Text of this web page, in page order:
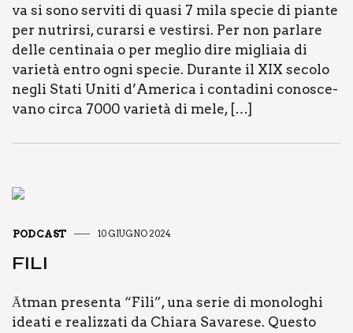
va si sono ser­vi­ti di qua­si 7 mila spe­cie di pian­te
per nutrir­si, curar­si e vestir­si. Per non par­la­re
del­le cen­ti­na­ia o per meglio dire miglia­ia di
varie­tà entro ogni spe­cie. Duran­te il XIX seco­lo
negli Sta­ti Uni­ti d’A­me­ri­ca i con­ta­di­ni cono­sce­
va­no cir­ca 7000 varie­tà di mele, […]
PODCAST 10 GIUGNO 2024
FILI
Ātman pre­sen­ta “Fili”, una serie di mono­lo­ghi
idea­ti e rea­liz­za­ti da Chia­ra Sava­re­se. Que­sto